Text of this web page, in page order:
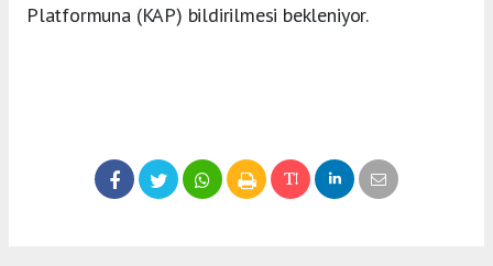
Platformuna (KAP) bildirilmesi bekleniyor.